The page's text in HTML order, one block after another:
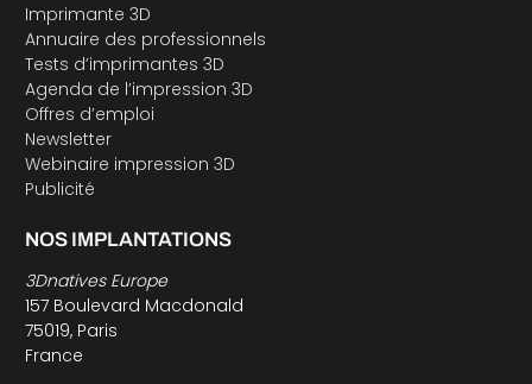
Imprimante 3D
Annuaire des professionnels
Tests d’imprimantes 3D
Agenda de l’impression 3D
Offres d’emploi
Newsletter
Webinaire impression 3D
Publicité
NOS IMPLANTATIONS
3Dnatives Europe
157 Boulevard Macdonald
75019, Paris
France